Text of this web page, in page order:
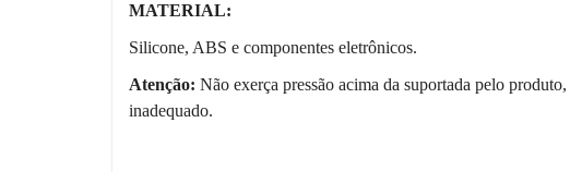
MATERIAL:
Silicone, ABS e componentes eletrônicos.
Atenção: Não exerça pressão acima da suportada pelo produto,
inadequado.